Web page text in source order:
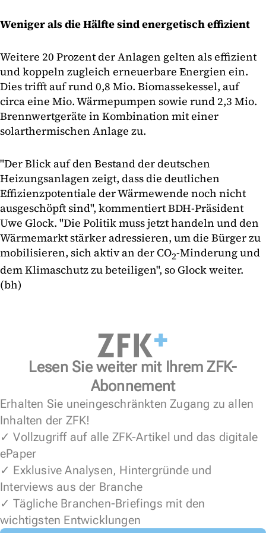
Weniger als die Hälfte sind energetisch effizient
Weitere 20 Prozent der Anlagen gelten als effizient
und koppeln zugleich erneuerbare Energien ein.
Dies trifft auf rund 0,8 Mio. Biomassekessel, auf
circa eine Mio. Wärmepumpen sowie rund 2,3 Mio.
Brennwertgeräte in Kombination mit einer
solarthermischen Anlage zu.
"Der Blick auf den Bestand der deutschen
Heizungsanlagen zeigt, dass die deutlichen
Effizienzpotentiale der Wärmewende noch nicht
ausgeschöpft sind", kommentiert BDH-Präsident
Uwe Glock. "Die Politik muss jetzt handeln und den
Wärmemarkt stärker adressieren, um die Bürger zu
mobilisieren, sich aktiv an der CO2-Minderung und
dem Klimaschutz zu beteiligen", so Glock weiter.
(bh)
Lesen Sie weiter mit Ihrem ZFK-
Abonnement
Erhalten Sie uneingeschränkten Zugang zu allen
Inhalten der ZFK!
✓ Vollzugriff auf alle ZFK-Artikel und das digitale
ePaper
✓ Exklusive Analysen, Hintergründe und
Interviews aus der Branche
✓ Tägliche Branchen-Briefings mit den
wichtigsten Entwicklungen